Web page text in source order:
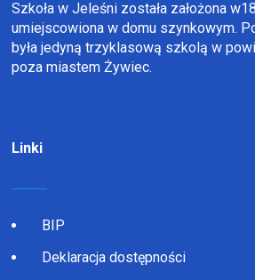
Szkoła w Jeleśni została założona
umiejscowiona w domu szynkowym.
była jedyną trzyklasową szkolą w
poza miastem Żywiec.
Linki
BIP
Deklaracja dostępności